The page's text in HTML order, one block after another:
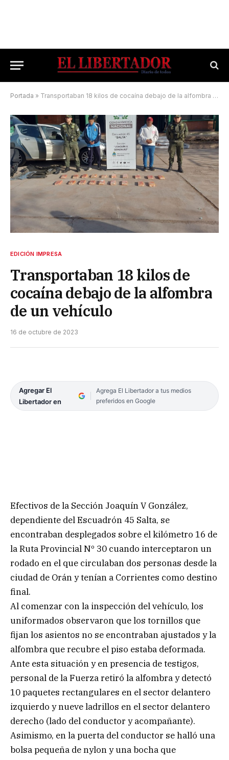
Portada » Transportaban 18 kilos de cocaína debajo de la alfombra de un vehículo
EDICIÓN IMPRESA
Transportaban 18 kilos de
cocaína debajo de la alfombra
de un vehículo
16 de octubre de 2023
Agregar El
Libertador en
Agrega El Libertador a tus medios
preferidos en Google
Efectivos de la Sección Joaquín V González,
dependiente del Escuadrón 45 Salta, se
encontraban desplegados sobre el kilómetro 16 de
la Ruta Provincial Nº 30 cuando interceptaron un
rodado en el que circulaban dos personas desde la
ciudad de Orán y tenían a Corrientes como destino
final.
Al comenzar con la inspección del vehículo, los
uniformados observaron que los tornillos que
fijan los asientos no se encontraban ajustados y la
alfombra que recubre el piso estaba deformada.
Ante esta situación y en presencia de testigos,
personal de la Fuerza retiró la alfombra y detectó
10 paquetes rectangulares en el sector delantero
izquierdo y nueve ladrillos en el sector delantero
derecho (lado del conductor y acompañante).
Asimismo, en la puerta del conductor se halló una
bolsa pequeña de nylon y una bocha que